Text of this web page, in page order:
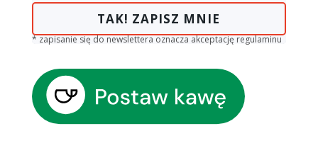
TAK! ZAPISZ MNIE
* zapisanie się do newslettera oznacza akceptację regulaminu